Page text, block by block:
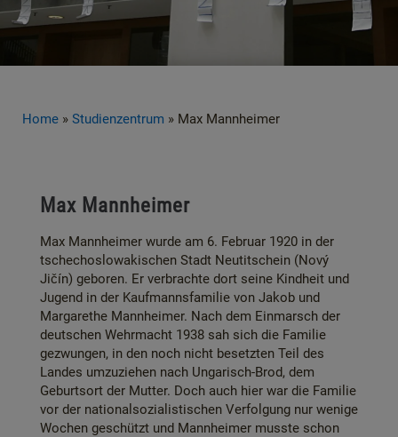
Home » Studienzentrum » Max Mannheimer
Max Mannheimer
Max Mannheimer wurde am 6. Februar 1920 in der
tschechoslowakischen Stadt Neutitschein (Nový
Jičín) geboren. Er verbrachte dort seine Kindheit und
Jugend in der Kaufmannsfamilie von Jakob und
Margarethe Mannheimer. Nach dem Einmarsch der
deutschen Wehrmacht 1938 sah sich die Familie
gezwungen, in den noch nicht besetzten Teil des
Landes umzuziehen nach Ungarisch-Brod, dem
Geburtsort der Mutter. Doch auch hier war die Familie
vor der nationalsozialistischen Verfolgung nur wenige
Wochen geschützt und Mannheimer musste schon